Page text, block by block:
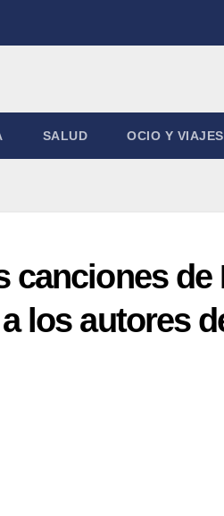
SALUD OCIO Y VIAJES
canciones de
los autores